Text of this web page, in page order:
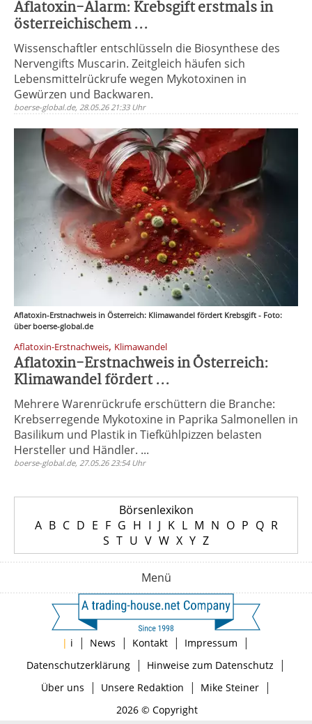
Aflatoxin-Alarm: Krebsgift erstmals in
österreichischem ...
Wissenschaftler entschlüsseln die Biosynthese des
Nervengifts Muscarin. Zeitgleich häufen sich
Lebensmittelrückrufe wegen Mykotoxinen in
Gewürzen und Backwaren.
boerse-global.de, 28.05.26 21:33 Uhr
Aflatoxin-Erstnachweis in Österreich: Klimawandel fördert Krebsgift - Foto:
über boerse-global.de
Aflatoxin-Erstnachweis, Klimawandel
Aflatoxin-Erstnachweis in Österreich:
Klimawandel fördert ...
Mehrere Warenrückrufe erschüttern die Branche:
Krebserregende Mykotoxine in Paprika Salmonellen in
Basilikum und Plastik in Tiefkühlpizzen belasten
Hersteller und Händler. ...
boerse-global.de, 27.05.26 23:54 Uhr
Börsenlexikon
A B C D E F G H I J K L M N O P Q R
S T U V W X Y Z
Menü
| i | News | Kontakt | Impressum |
Datenschutzerklärung| Hinweise zum Datenschutz |
Über uns | Unsere Redaktion | Mike Steiner|
2026 © Copyright